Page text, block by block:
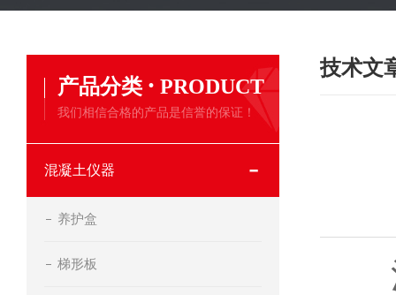
产品分类 · PRODUCT
我们相信合格的产品是信誉的保证！
混凝土仪器
养护盒
梯形板
技术文
混